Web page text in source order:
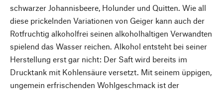
schwarzer Johannisbeere, Holunder und Quitten. Wie all
diese prickelnden Variationen von Geiger kann auch der
Rotfruchtig alkoholfrei seinen alkoholhaltigen Verwandten
spielend das Wasser reichen. Alkohol entsteht bei seiner
Herstellung erst gar nicht: Der Saft wird bereits im
Drucktank mit Kohlensäure versetzt. Mit seinem üppigen,
ungemein erfrischenden Wohlgeschmack ist der